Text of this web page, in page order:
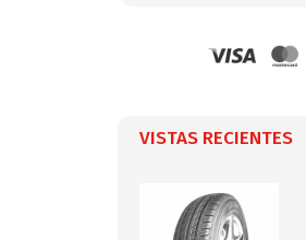
VISTAS RECIENTES